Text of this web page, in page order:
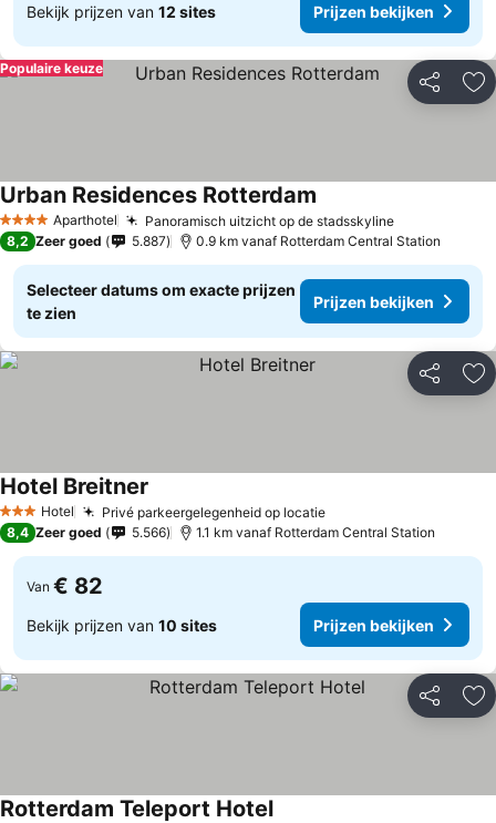
Bekijk prijzen van 12 sites Prijzen bekijken
Delen
Populaire keuze
4 SterrenAparthotel Panoramisch uitzicht op de stadsskyline
Urban Residences Rotterdam
8,2 Zeer goed 5.887 0.9 km vanaf Rotterdam Central Station
Selecteer datums om exacte prijzen
te zien
Prijzen bekijken
Delen
3 SterrenHotel Privé parkeergelegenheid op locatie
Hotel Breitner
8,4 Zeer goed 5.566 1.1 km vanaf Rotterdam Central Station
Van € 82
Bekijk prijzen van 10 sites Prijzen bekijken
Delen
Rotterdam Teleport Hotel